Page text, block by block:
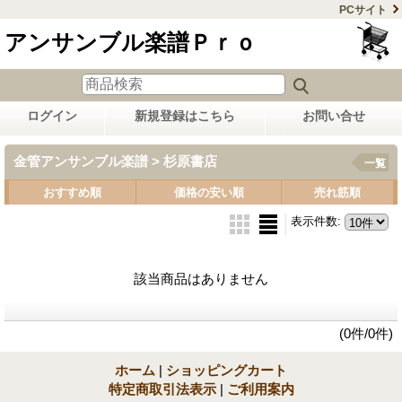
PCサイト
アンサンブル楽譜Ｐｒｏ
ログイン 新規登録はこちら お問い合せ
金管アンサンブル楽譜 > 杉原書店 一覧
おすすめ順 価格の安い順 売れ筋順
表示件数:
該当商品はありません
(0件/0件)
ホーム | ショッピングカート
特定商取引法表示 | ご利用案内